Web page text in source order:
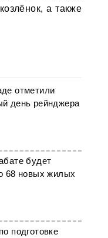
а также
отметили
день рейнджера
будет
68 новых жилых
подготовке